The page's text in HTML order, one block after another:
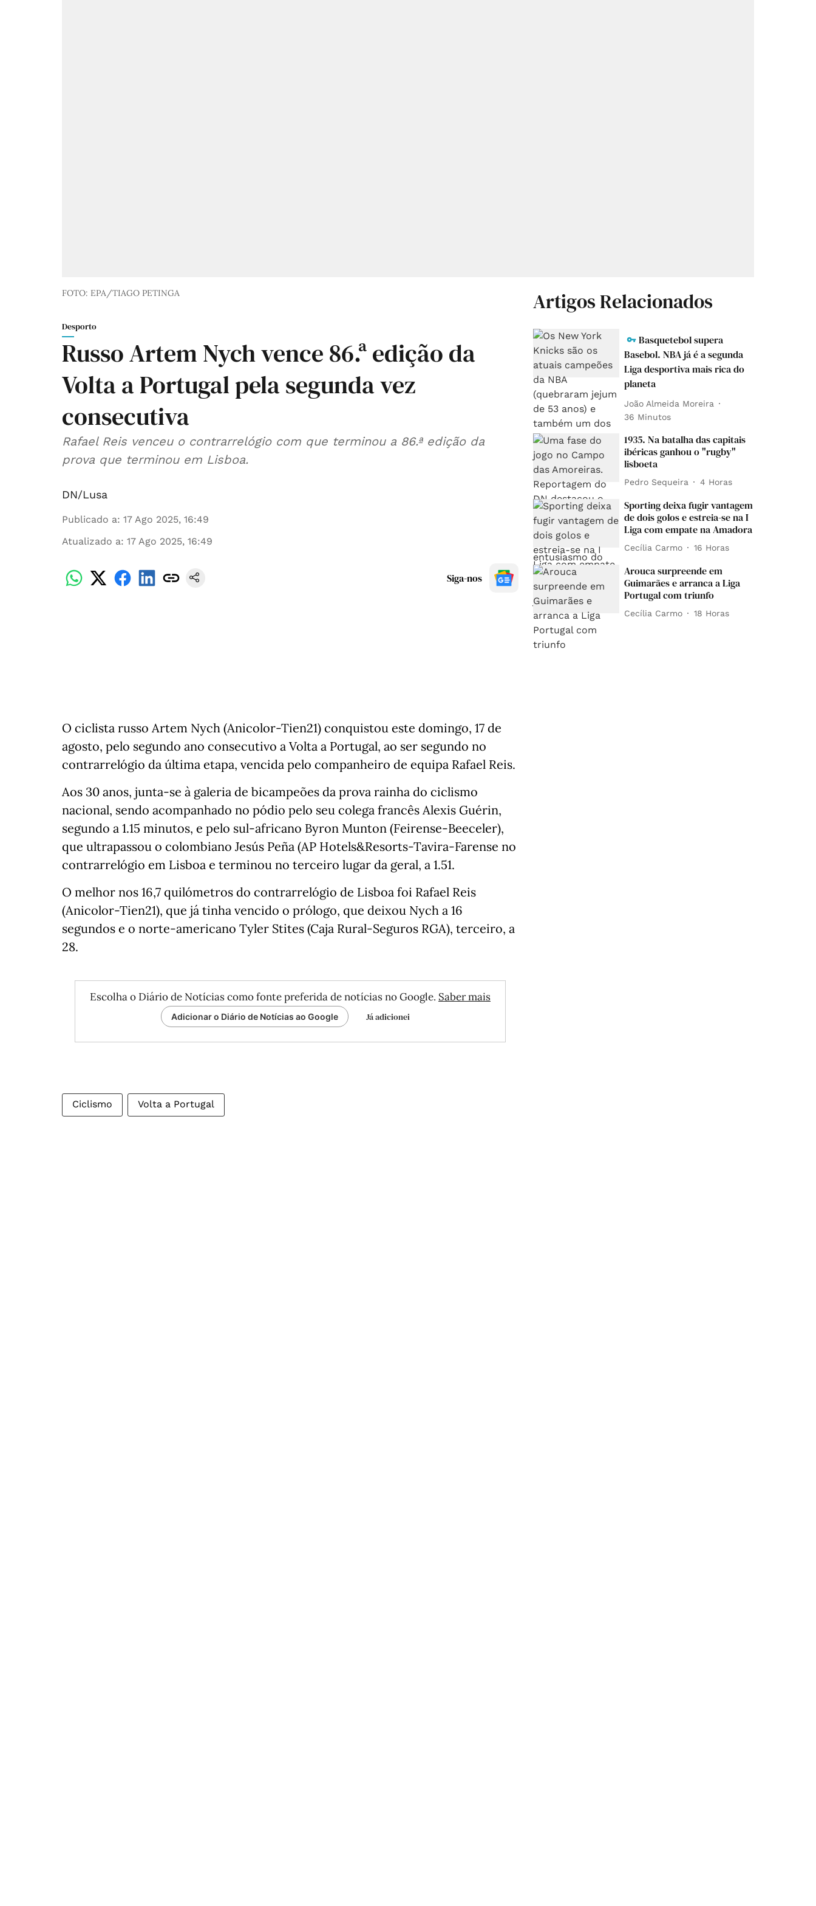
FOTO: EPA/TIAGO PETINGA
Desporto
Russo Artem Nych vence 86.ª edição da
Volta a Portugal pela segunda vez
consecutiva
Rafael Reis venceu o contrarrelógio com que terminou a 86.ª edição da
prova que terminou em Lisboa.
DN/Lusa
Publicado a: 17 Ago 2025, 16:49
Atualizado a: 17 Ago 2025, 16:49
Siga-nos
O ciclista russo Artem Nych (Anicolor-Tien21) conquistou este domingo, 17 de
agosto, pelo segundo ano consecutivo a Volta a Portugal, ao ser segundo no
contrarrelógio da última etapa, vencida pelo companheiro de equipa Rafael Reis.
Aos 30 anos, junta-se à galeria de bicampeões da prova rainha do ciclismo
nacional, sendo acompanhado no pódio pelo seu colega francês Alexis Guérin,
segundo a 1.15 minutos, e pelo sul-africano Byron Munton (Feirense-Beeceler),
que ultrapassou o colombiano Jesús Peña (AP Hotels&Resorts-Tavira-Farense no
contrarrelógio em Lisboa e terminou no terceiro lugar da geral, a 1.51.
O melhor nos 16,7 quilómetros do contrarrelógio de Lisboa foi Rafael Reis
(Anicolor-Tien21), que já tinha vencido o prólogo, que deixou Nych a 16
segundos e o norte-americano Tyler Stites (Caja Rural-Seguros RGA), terceiro, a
28.
Escolha o Diário de Notícias como fonte preferida de notícias no Google. Saber mais
Adicionar o Diário de Notícias ao Google Já adicionei
Ciclismo Volta a Portugal
Artigos Relacionados
Basquetebol supera
Basebol. NBA já é a segunda
Liga desportiva mais rica do
planeta
João Almeida Moreira
36 Minutos
1935. Na batalha das capitais
ibéricas ganhou o "rugby"
lisboeta
Pedro Sequeira 4 Horas
Sporting deixa fugir vantagem
de dois golos e estreia-se na I
Liga com empate na Amadora
Cecília Carmo 16 Horas
Arouca surpreende em
Guimarães e arranca a Liga
Portugal com triunfo
Cecília Carmo 18 Horas